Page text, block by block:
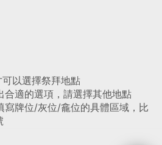
以選擇祭拜地點
合適的選項，請選擇其他地點
寫牌位/灰位/龕位的具體區域，比